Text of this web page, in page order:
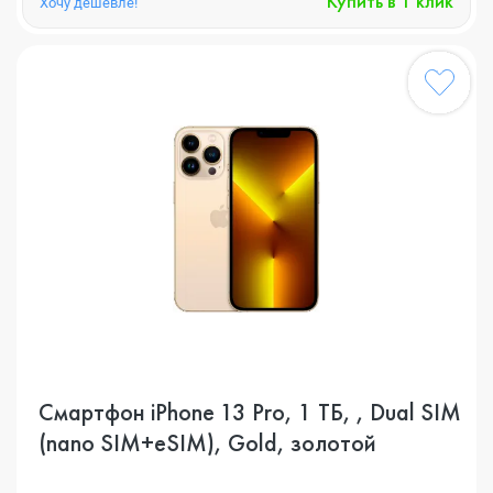
Смартфон iPhone 13 Pro, 1 ТБ, , Dual SIM
(nano SIM+eSIM), Gold, золотой